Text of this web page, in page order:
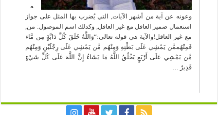
ه
وعونه عن آية من أشهر الآيات, التي يُضرب بها المثل على جواز
استعمال ضمير العاقل مع غير العاقل, وكذلك اسم الموصول: من,
مع غير العاقل!والآية هي قوله تعالى:“وَاللَّهُ خَلَقَ كُلَّ دَابَّةٍ مِن مَّاء
فَمِنْهُممَّن يَمْشِي عَلَى بَطْنِهِ وَمِنْهُم مَّن يَمْشِي عَلَى رِجْلَيْنِ وَمِنْهُم
مَّن يَمْشِي عَلَى أَرْبَعٍ يَخْلُقُ اللَّهُ مَا يَشَاءُ إِنَّ اللَّهَ عَلَى كُلِّ شَيْءٍ
قَدِيرٌ …